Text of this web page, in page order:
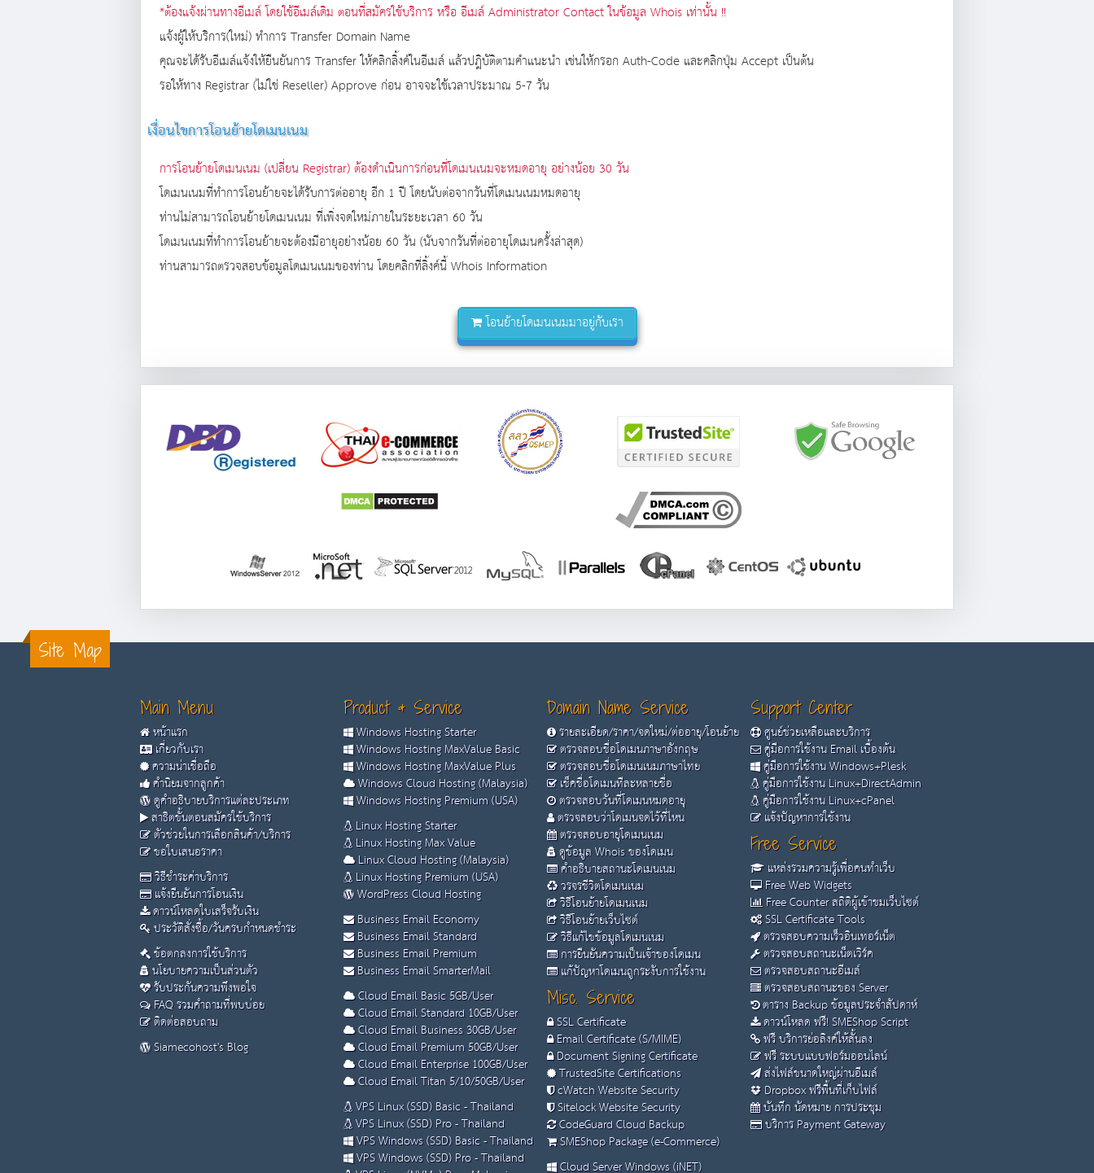
*ต้องแจ้งผ่านทางอีเมล์ โดยใช้อีเมล์เดิม ตอนที่สมัครใช้บริการ หรือ อีเมล์ Administrator Contact ในข้อมูล Whois เท่านั้น !!
แจ้งผู้ให้บริการ(ใหม่) ทำการ Transfer Domain Name
คุณจะได้รับอีเมล์แจ้งให้ยืนยันการ Transfer ให้คลิกลิ้งค์ในอีเมล์ แล้วปฎิบัติตามคำแนะนำ เช่นให้กรอก Auth-Code และคลิกปุ่ม Accept เป็นต้น
รอให้ทาง Registrar (ไม่ใช่ Reseller) Approve ก่อน อาจจะใช้เวลาประมาณ 5-7 วัน
เงื่อนไขการโอนย้ายโดเมนเนม
การโอนย้ายโดเมนเนม (เปลี่ยน Registrar) ต้องดำเนินการก่อนที่โดเมนเนมจะหมดอายุ อย่างน้อย 30 วัน
โดเมนเนมที่ทำการโอนย้ายจะได้รับการต่ออายุ อีก 1 ปี โดยนับต่อจากวันที่โดเมนเนมหมดอายุ
ท่านไม่สามารถโอนย้ายโดเมนเนม ที่เพิ่งจดใหม่ภายในระยะเวลา 60 วัน
โดเมนเนมที่ทำการโอนย้ายจะต้องมีอายุอย่างน้อย 60 วัน (นับจากวันที่ต่ออายุโดเมนครั้งล่าสุด)
ท่านสามารถตรวจสอบข้อมูลโดเมนเนมของท่าน โดยคลิกที่ลิ้งค์นี้Whois Information
โอนย้ายโดเมนเนมมาอยู่กับเรา
Site Map
Main Menu
หน้าแรก
เกี่ยวกับเรา
ความน่าเชื่อถือ
คำนิยมจากลูกค้า
ดูคำอธิบายบริการแต่ละประเภท
สาธิตขั้นตอนสมัครใช้บริการ
ตัวช่วยในการเลือกสินค้า/บริการ
ขอใบเสนอราคา
วิธีชำระค่าบริการ
แจ้งยืนยันการโอนเงิน
ดาวน์โหลดใบเสร็จรับเงิน
ประวัติสั่งซื้อ/วันครบกำหนดชำระ
ข้อตกลงการใช้บริการ
นโยบายความเป็นส่วนตัว
รับประกันความพึงพอใจ
FAQ รวมคำถามที่พบบ่อย
ติดต่อสอบถาม
Siamecohost's Blog
Product & Service
Windows Hosting Starter
Windows Hosting MaxValue Basic
Windows Hosting MaxValue Plus
Windows Cloud Hosting (Malaysia)
Windows Hosting Premium (USA)
Linux Hosting Starter
Linux Hosting Max Value
Linux Cloud Hosting (Malaysia)
Linux Hosting Premium (USA)
WordPress Cloud Hosting
Business Email Economy
Business Email Standard
Business Email Premium
Business Email SmarterMail
Cloud Email Basic 5GB/User
Cloud Email Standard 10GB/User
Cloud Email Business 30GB/User
Cloud Email Premium 50GB/User
Cloud Email Enterprise 100GB/User
Cloud Email Titan 5/10/50GB/User
VPS Linux (SSD) Basic - Thailand
VPS Linux (SSD) Pro - Thailand
VPS Windows (SSD) Basic - Thailand
VPS Windows (SSD) Pro - Thailand
Domain Name Service
รายละเอียด/ราคา/จดใหม่/ต่ออายุ/โอนย้าย
ตรวจสอบชื่อโดเมนภาษาอังกฤษ
ตรวจสอบชื่อโดเมนเนมภาษาไทย
เช็คชื่อโดเมนทีละหลายชื่อ
ตรวจสอบวันที่โดเมนหมดอายุ
ตรวจสอบว่าโดเมนจดไว้ที่ไหน
ตรวจสอบอายุโดเมนเนม
ดูข้อมูล Whois ของโดเมน
คำอธิบายสถานะโดเมนเนม
วรจรชีวิตโดเมนเนม
วิธีโอนย้ายโดเมนเนม
วิธีโอนย้ายเว็บไซต์
วิธีแก้ไขข้อมูลโดเมนเนม
การยืนยันความเป็นเจ้าของโดเมน
แก้ปัญหาโดเมนถูกระงับการใช้งาน
Misc. Service
SSL Certificate
Email Certificate (S/MIME)
Document Signing Certificate
TrustedSite Certifications
cWatch Website Security
Sitelock Website Security
CodeGuard Cloud Backup
SMEShop Package (e-Commerce)
Cloud Server Windows (iNET)
Support Center
ศูนย์ช่วยเหลือและบริการ
คู่มือการใช้งาน Email เบื้องต้น
คู่มือการใช้งาน Windows+Plesk
คู่มือการใช้งาน Linux+DirectAdmin
คู่มือการใช้งาน Linux+cPanel
แจ้งปัญหาการใช้งาน
Free Service
แหล่งรวมความรู้เพื่อคนทำเว็บ
Free Web Widgets
Free Counter สถิติผู้เข้าชมเว็บไซต์
SSL Certificate Tools
ตรวจสอบความเร็วอินเทอร์เน็ต
ตรวจสอบสถานะเน็ตเวิร์ค
ตรวจสอบสถานะอีเมล์
ตรวจสอบสถานะของ Server
ตาราง Backup ข้อมูลประจำสัปดาห์
ดาวน์โหลด ฟรี! SMEShop Script
ฟรี บริการย่อลิงค์ให้สั้นลง
ฟรี ระบบแบบฟอร์มออนไลน์
ส่งไฟล์ขนาดใหญ่ผ่านอีเมล์
Dropbox ฟรีพื้นที่เก็บไฟล์
บันทึก นัดหมาย การประชุม
บริการ Payment Gateway